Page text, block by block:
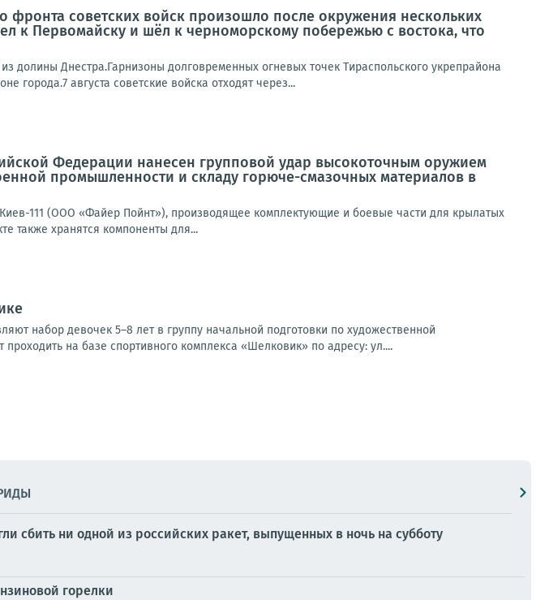
советских войск произошло после окружения нескольких
к Первомайску и шёл к черноморскому побережью с востока, что
долины Днестра.Гарнизоны долговременных огневых точек Тираспольского укрепрайона
города.7 августа советские войска отходят через...
Федерации нанесен групповой удар высокоточным оружием
промышленности и складу горюче-смазочных материалов в
111 (ООО «Файер Пойнт»), производящее комплектующие и боевые части для крылатых
также хранятся компоненты для...
девочек 5–8 лет в группу начальной подготовки по художественной
проходить на базе спортивного комплекса «Шелковик» по адресу: ул....
сбить ни одной из российских ракет, выпущенных в ночь на субботу
горелки